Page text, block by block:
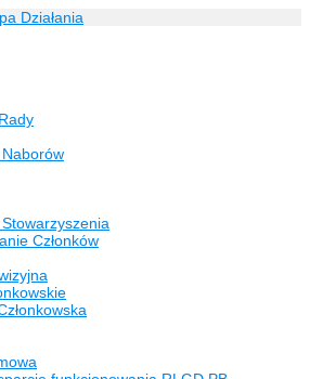
Stowarzyszenia
Członków